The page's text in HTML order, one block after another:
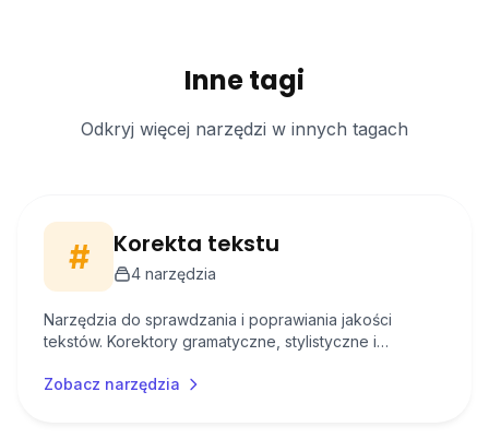
Inne tagi
Odkryj więcej narzędzi w innych tagach
# Korekta tekstu
4 narzędzia
Narzędzia do sprawdzania i poprawiania jakości
tekstów. Korektory gramatyczne, stylistyczne i
Zobacz narzędzia